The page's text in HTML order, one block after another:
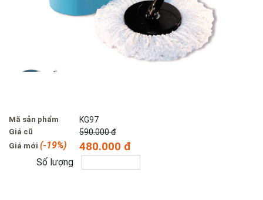
Mã sản phẩm KG97
Giá cũ 590.000 đ
Giá mới (-19%) 480.000 đ
Số lượng